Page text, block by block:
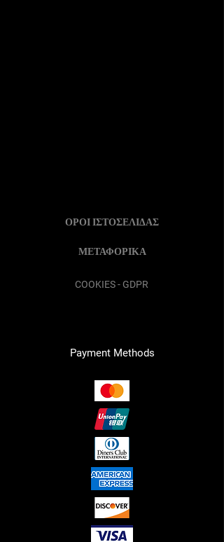
ΟΡΟΙ ΙΣΤΟΣΕΛΙΔΑΣ
ΜΕΤΑΦΟΡΙΚΑ
COOKIES - GDPR
Payment Methods